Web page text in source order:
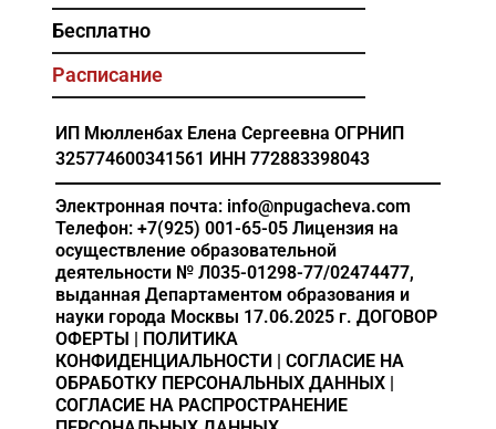
Бесплатно
Расписание
ИП Мюлленбах Елена Сергеевна ОГРНИП
325774600341561 ИНН 772883398043
Электронная почта: info@npugacheva.com
Телефон: +7(925) 001-65-05 Лицензия на
осуществление образовательной
деятельности № Л035-01298-77/02474477,
выданная Департаментом образования и
науки города Москвы 17.06.2025 г. ДОГОВОР
ОФЕРТЫ
ПОЛИТИКА
КОНФИДЕНЦИАЛЬНОСТИ
СОГЛАСИЕ НА
ОБРАБОТКУ ПЕРСОНАЛЬНЫХ ДАННЫХ
СОГЛАСИЕ НА РАСПРОСТРАНЕНИЕ